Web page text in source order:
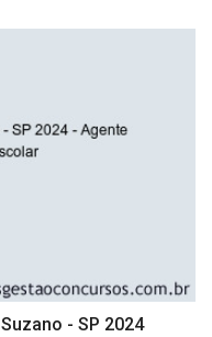
- SP 2024